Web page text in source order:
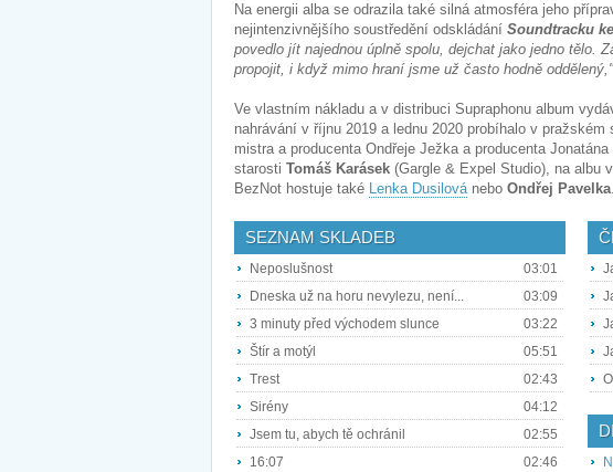
Na energii alba se odrazila také silná atmosféra jeho
nejintenzivnějšího soustředění odskládání Soundtracku
povedlo jít najednou úplně spolu, dejchat jako jedno tělo.
propojit, i když mimo hraní jsme už často hodně oddělený,"
Ve vlastním nákladu a v distribuci Supraphonu album
nahrávání v říjnu 2019 a lednu 2020 probíhalo v
mistra a producenta Ondřeje Ježka a producenta
starosti Tomáš Karásek (Gargle & Expel Studio), na albu
BezNot hostuje také Lenka Dusilovánebo Ondřej Pavelka.
SEZNAM SKLADEB
Neposlušnost
03:01
Dneska už na horu nevylezu, není...
03:09
3 minuty před východem slunce
03:22
Štír a motýl
05:51
Trest
02:43
Sirény
04:12
Jsem tu, abych tě ochránil
02:55
16:07
02:46